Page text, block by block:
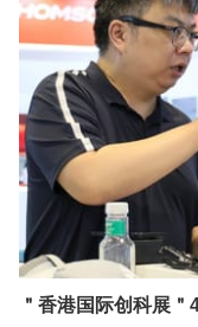
＂香港国际创科展